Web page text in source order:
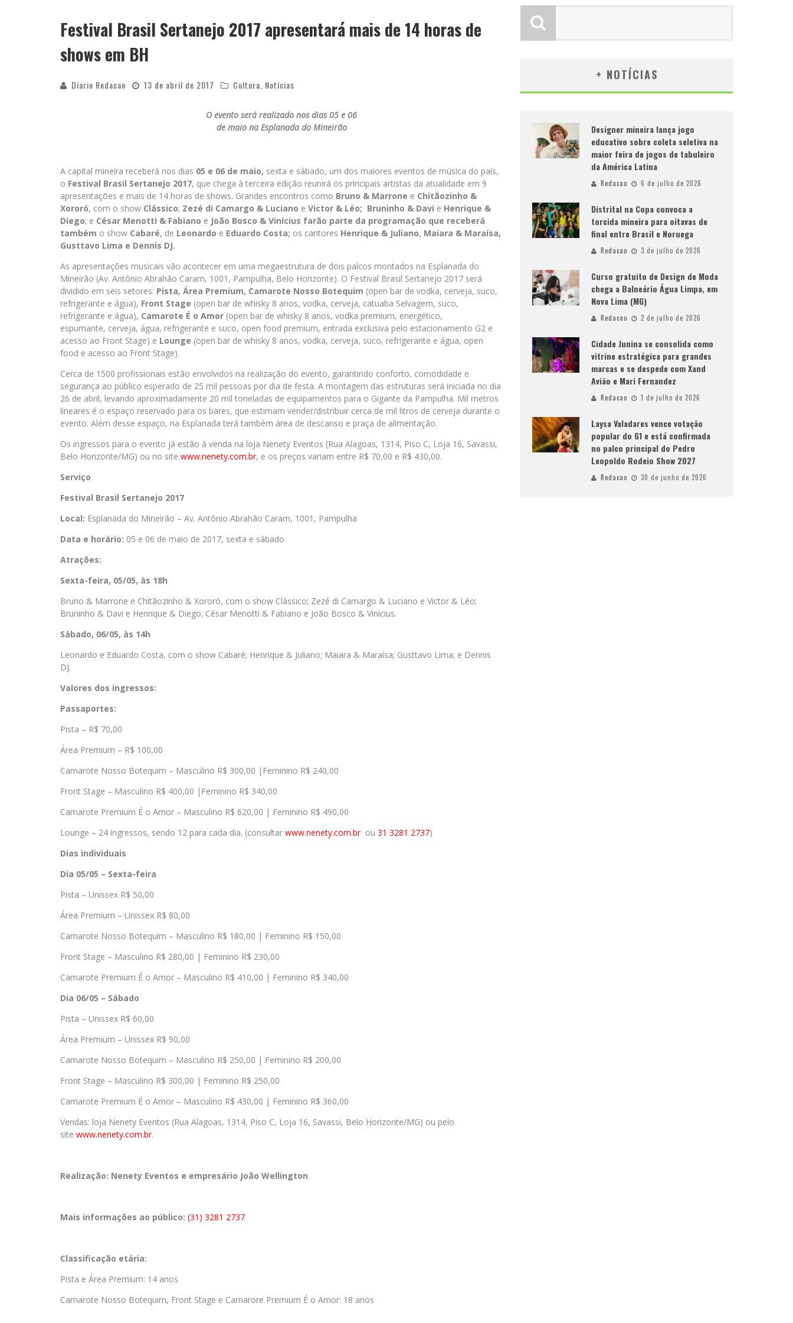
D
ESIGNER MINEIRA LANÇA JOGO EDUCATIVO SOBRE COLETA SELETIVA NA MAIOR FEIRA DE JOGOS DE TABULEIRO DA AMÉRICA LATINA
Festival Brasil Sertanejo 2017 apresentará mais de 14 horas de
shows em BH
Diario Redacao 13 de abril de 2017 Cultura Notícias
O evento será realizado nos dias 05 e 06
de maio na Esplanada do Mineirão
A capital mineira receberá nos dias 05 e 06 de maio, sexta e sábado, um dos maiores eventos de música do país,
o Festival Brasil Sertanejo 2017, que chega à terceira edição reunirá os principais artistas da atualidade em 9
apresentações e mais de 14 horas de shows. Grandes encontros como Bruno & Marrone e Chitãozinho &
Xororó, com o show Clássico; Zezé di Camargo & Luciano e Victor & Léo; Bruninho & Davi e Henrique &
Diego; e César Menotti & Fabiano e João Bosco & Vinícius farão parte da programação que receberá
também o show Cabaré, de Leonardo e Eduardo Costa; os cantores Henrique & Juliano, Maiara & Maraísa,
Gusttavo Lima e Dennis DJ.
As apresentações musicais vão acontecer em uma megaestrutura de dois palcos montados na Esplanada do
Mineirão (Av. Antônio Abrahão Caram, 1001, Pampulha, Belo Horizonte). O Festival Brasil Sertanejo 2017 será
dividido em seis setores: Pista, Área Premium, Camarote Nosso Botequim (open bar de vodka, cerveja, suco,
refrigerante e água), Front Stage (open bar de whisky 8 anos, vodka, cerveja, catuaba Selvagem, suco,
refrigerante e água), Camarote É o Amor (open bar de whisky 8 anos, vodka premium, energético,
espumante, cerveja, água, refrigerante e suco, open food premium, entrada exclusiva pelo estacionamento G2 e
acesso ao Front Stage) e Lounge (open bar de whisky 8 anos, vodka, cerveja, suco, refrigerante e água, open
food e acesso ao Front Stage).
Cerca de 1500 profissionais estão envolvidos na realização do evento, garantindo conforto, comodidade e
segurança ao público esperado de 25 mil pessoas por dia de festa. A montagem das estruturas será iniciada no dia
26 de abril, levando aproximadamente 20 mil toneladas de equipamentos para o Gigante da Pampulha. Mil metros
lineares é o espaço reservado para os bares, que estimam vender/distribuir cerca de mil litros de cerveja durante o
evento. Além desse espaço, na Esplanada terá também área de descanso e praça de alimentação.
Os ingressos para o evento já estão à venda na loja Nenety Eventos (Rua Alagoas, 1314, Piso C, Loja 16, Savassi,
Belo Horizonte/MG) ou no site www.nenety.com.br, e os preços variam entre R$ 70,00 e R$ 430,00.
Serviço
Festival Brasil Sertanejo 2017
Local: Esplanada do Mineirão – Av. Antônio Abrahão Caram, 1001, Pampulha
Data e horário: 05 e 06 de maio de 2017, sexta e sábado
Atrações:
Sexta-feira, 05/05, às 18h
Bruno & Marrone e Chitãozinho & Xororó, com o show Clássico; Zezé di Camargo & Luciano e Victor & Léo;
Bruninho & Davi e Henrique & Diego; César Menotti & Fabiano e João Bosco & Vinícius.
Sábado, 06/05, às 14h
Leonardo e Eduardo Costa, com o show Cabaré; Henrique & Juliano; Maiara & Maraísa; Gusttavo Lima; e Dennis
DJ.
Valores dos ingressos:
Passaportes:
Pista – R$ 70,00
Área Premium – R$ 100,00
Camarote Nosso Botequim – Masculino R$ 300,00 |Feminino R$ 240,00
Front Stage – Masculino R$ 400,00 |Feminino R$ 340,00
Camarote Premium É o Amor – Masculino R$ 620,00 | Feminino R$ 490,00
Lounge – 24 ingressos, sendo 12 para cada dia. (consultar www.nenety.com.brou 31 3281 2737)
Dias individuais
Dia 05/05 – Sexta-feira
Pista – Unissex R$ 50,00
Área Premium – Unissex R$ 80,00
Camarote Nosso Botequim – Masculino R$ 180,00 | Feminino R$ 150,00
Front Stage – Masculino R$ 280,00 | Feminino R$ 230,00
Camarote Premium É o Amor – Masculino R$ 410,00 | Feminino R$ 340,00
Dia 06/05 – Sábado
Pista – Unissex R$ 60,00
Área Premium – Unissex R$ 90,00
Camarote Nosso Botequim – Masculino R$ 250,00 | Feminino R$ 200,00
Front Stage – Masculino R$ 300,00 | Feminino R$ 250,00
Camarote Premium É o Amor – Masculino R$ 430,00 | Feminino R$ 360,00
Vendas: loja Nenety Eventos (Rua Alagoas, 1314, Piso C, Loja 16, Savassi, Belo Horizonte/MG) ou pelo
site www.nenety.com.br.
Realização: Nenety Eventos e empresário João Wellington
Mais informações ao público: (31) 3281 2737
Classificação etária:
Pista e Área Premium: 14 anos
Camarote Nosso Botequim, Front Stage e Camarore Premium É o Amor: 18 anos
+ NOTÍCIAS
Designer mineira lança jogo
educativo sobre coleta seletiva na
maior feira de jogos de tabuleiro
da América Latina
Redacao 6 de julho de 2026
Distrital na Copa convoca a
torcida mineira para oitavas de
final entre Brasil e Noruega
Redacao 3 de julho de 2026
Curso gratuito de Design de Moda
chega a Balneário Água Limpa, em
Nova Lima (MG)
Redacao 2 de julho de 2026
Cidade Junina se consolida como
vitrine estratégica para grandes
marcas e se despede com Xand
Avião e Mari Fernandez
Redacao 1 de julho de 2026
Laysa Valadares vence votação
popular do G1 e está confirmada
no palco principal do Pedro
Leopoldo Rodeio Show 2027
Redacao 30 de junho de 2026